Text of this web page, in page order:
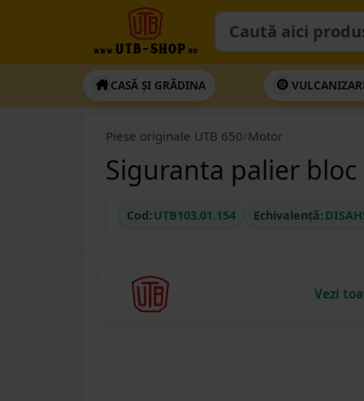
CASĂ ȘI GRĂDINA
Piese originale UTB 650 Motor
Siguranta palier
Cod: UTB103.01.154 Echivalență:
Vezi